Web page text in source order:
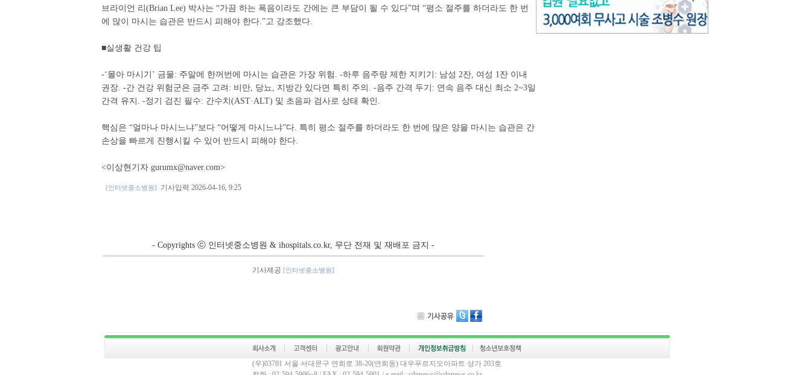
브라이언 리(Brian Lee) 박사는 “가끔 하는 폭음이라도 간에는 큰 부담이 될 수 있다”며 “평소 절주를 하더라도 한 번
에 많이 마시는 습관은 반드시 피해야 한다.”고 강조했다.
■실생활 건강 팁
-‘몰아 마시기’ 금물: 주말에 한꺼번에 마시는 습관은 가장 위험. -하루 음주량 제한 지키기: 남성 2잔, 여성 1잔 이내
권장. -간 건강 위험군은 금주 고려: 비만, 당뇨, 지방간 있다면 특히 주의. -음주 간격 두기: 연속 음주 대신 최소 2~3일
간격 유지. -정기 검진 필수: 간수치(AST·ALT) 및 초음파 검사로 상태 확인.
핵심은 “얼마나 마시느냐”보다 “어떻게 마시느냐”다. 특히 평소 절주를 하더라도 한 번에 많은 양을 마시는 습관은 간
손상을 빠르게 진행시킬 수 있어 반드시 피해야 한다.
<이상현기자 gurumx@naver.com>
[인터넷중소병원] 기사입력 2026-04-16, 9:25
- Copyrights ⓒ 인터넷중소병원 & ihospitals.co.kr, 무단 전재 및 재배포 금지 -
기사제공 [인터넷중소병원]
(우)03781 서울 서대문구 연희로 38-20(연희동) 대우푸르지오아파트 상가 203호